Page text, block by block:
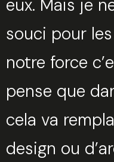
eux. Mais je
souci pour
notre force
pense que
cela va
design ou